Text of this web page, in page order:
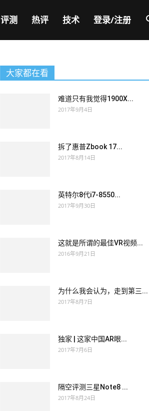
评测 热评 技术 登录/注册
大家都在看
难道只有我觉得1900X...
2017年9月4日
拆了惠普Zbook 17...
2017年8月14日
英特尔8代i7-8550...
2017年9月30日
这就是所谓的最佳VR视频...
2016年9月21日
为什么我会认为，走到第三...
2017年8月7日
独家 | 这家中国AR眼...
2017年7月6日
隔空评测三星Note8 ...
2017年8月24日